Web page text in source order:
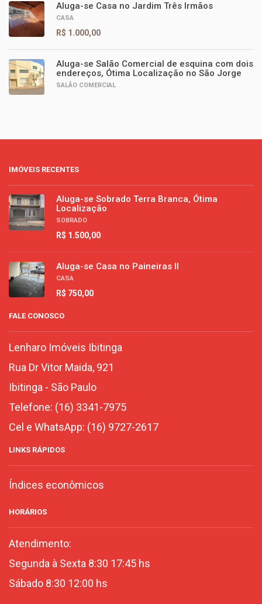
Aluga-se Casa no Jardim Três Irmãos
CASA
R$ 1.000,00
Aluga-se Salão Comercial de esquina com dois
endereços, Ótima Localização no São Jorge
SALÃO COMERCIAL
IMÓVEIS RECENTES
Aluga-se Sobrado Terra Branca, Ótima
Localização
SOBRADO
R$ 1.500,00
Aluga-se Casa no Paineiras II
CASA
R$ 750,00
FALE CONOSCO
Lenharo Imóveis Ibitinga
Rua Dr Vitor Maida, 921
Ibitinga - São Paulo
Telefone: (16) 3341-7975
Cel e WhatsApp: (16) 9727-2617
LINKS RÁPIDOS
Índices econômicos
HORÁRIOS
Atendimento:
Segunda à Sexta 8:30 17:45 hs
Sábado 8:30 12:00 hs